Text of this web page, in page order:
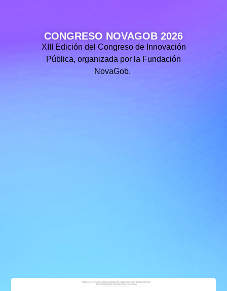
CONGRESO NOVAGOB 2026
XIII Edición del Congreso de Innovación
Pública, organizada por la Fundación
NovaGob.